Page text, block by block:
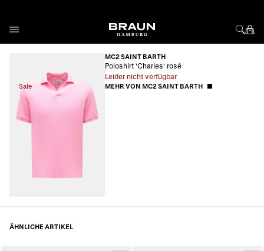
Sale
MC2 SAINT BARTH
Poloshirt 'Charles' rosé
Leider nicht verfügbar
MEHR VON MC2 SAINT BARTH
ÄHNLICHE ARTIKEL